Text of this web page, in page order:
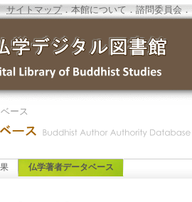
サイトマップ．本館について ．諮問委員会 ．
ース
仏学著者データベース